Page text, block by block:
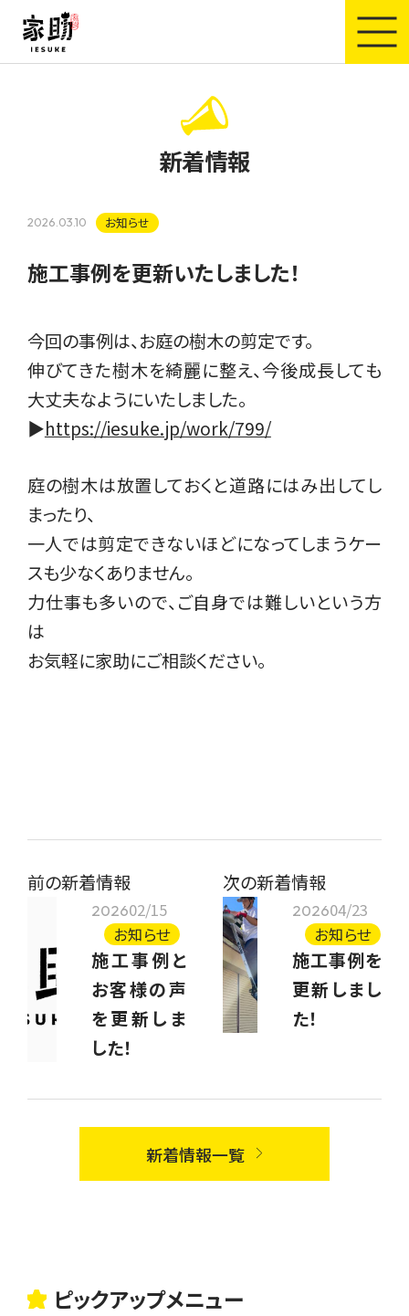
新着情報
2026.03.10 お知らせ
施工事例を更新いたしました！
今回の事例は、お庭の樹木の剪定です。
伸びてきた樹木を綺麗に整え、今後成長しても
大丈夫なようにいたしました。
▶︎https://iesuke.jp/work/799/
庭の樹木は放置しておくと道路にはみ出してし
まったり、
一人では剪定できないほどになってしまうケー
スも少なくありません。
力仕事も多いので、ご自身では難しいという方
は
お気軽に家助にご相談ください。
前の新着情報
202602/15
お知らせ
施工事例と
お客様の声
を更新しま
した！
次の新着情報
202604/23
お知らせ
施工事例を
更新しまし
た！
新着情報一覧
ピックアップメニュー